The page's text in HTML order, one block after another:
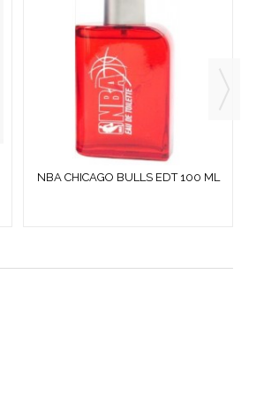
NBA CHICAGO BULLS EDT 100 ML